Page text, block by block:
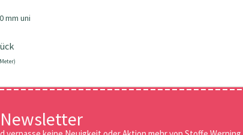
mm uni
Newsletter